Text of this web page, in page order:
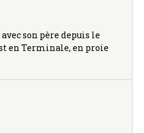
son père depuis le
en Terminale, en proie